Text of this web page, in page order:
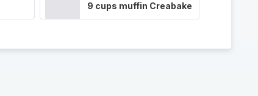
9 cups muffin Creabake